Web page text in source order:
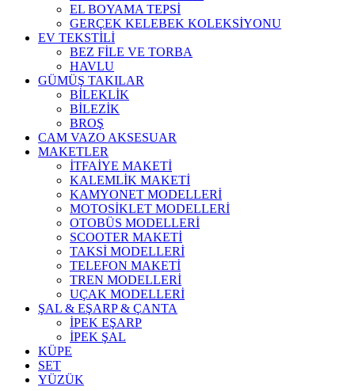
EL BOYAMA TEPSİ
GERÇEK KELEBEK KOLEKSİYONU
EV TEKSTİLİ
BEZ FİLE VE TORBA
HAVLU
GÜMÜŞ TAKILAR
BİLEKLİK
BİLEZİK
BROŞ
CAM VAZO AKSESUAR
MAKETLER
İTFAİYE MAKETİ
KALEMLİK MAKETİ
KAMYONET MODELLERİ
MOTOSİKLET MODELLERİ
OTOBÜS MODELLERİ
SCOOTER MAKETİ
TAKSİ MODELLERİ
TELEFON MAKETİ
TREN MODELLERİ
UÇAK MODELLERİ
ŞAL & EŞARP & ÇANTA
İPEK EŞARP
İPEK ŞAL
KÜPE
SET
YÜZÜK